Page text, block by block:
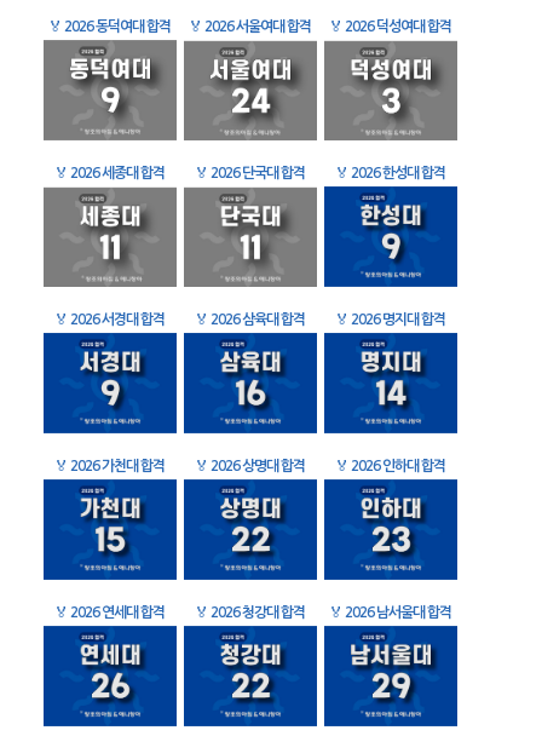
🏅 2026 동덕여대 합격 🏅 2026 서울여대 합격 🏅 2026 덕성여대 합격
🏅 2026 세종대 합격 🏅 2026 단국대 합격 🏅 2026 한성대 합격
🏅 2026 서경대 합격 🏅 2026 삼육대 합격 🏅 2026 명지대 합격
🏅 2026 가천대 합격 🏅 2026 상명대 합격 🏅 2026 인하대 합격
🏅 2026 연세대 합격 🏅 2026 청강대 합격 🏅 2026 남서울대 합격